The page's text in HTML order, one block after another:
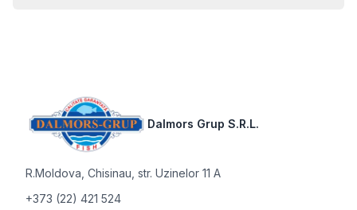
Dalmors Grup S.R.L.
R.Moldova Chisinau, str. Uzinelor 11 A
+373 (22) 421 524